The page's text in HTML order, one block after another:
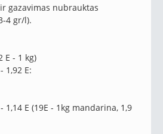
gazavimas nubrauktas
4 gr/l).
E - 1 kg)
1,92 E:
E (19E - 1kg mandarina, 1,9